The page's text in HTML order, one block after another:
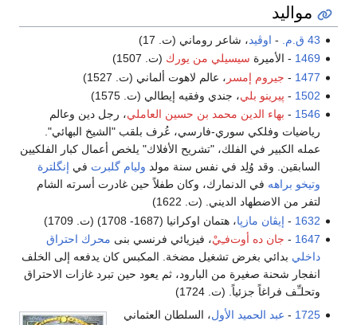
مواليد
43 ق.م. - اوڤيد، شاعر روماني (ت. 17)
1469 - الأميرة سيسيلي من يورك (ت. 1507)
1477
- جيروم إمسر ، عالم لاهوت ألماني (ت. 1527)
1502
- پيرينو بلي، جندي وفقيه إيطالي (ت. 1575)
1546
- بهاء الدين محمد بن حسين العاملي، رجل دين وعالم
رياضيات وفلكي سوري-فارسي، عُرف بلقب "الشيخ البهائي".
عمله الكبير في الفلك، "تشريح الأفلاك" يلخص أعمال كبار الفلكيين
السابقين. وقد وُلِد في نفس سنة مولد وليام گلبرت في إنگلترة
وتيخو براهه في الدنمارك، وكان طفلاً حين غادرت أسرته الشام
لتفر من الاضطهاد الديني. (ت. 1622)
1632
- إيڤان مازپا، هتمان اوكرانيا (1687- 1708) (ت. 1709)
1647
- جان ده أوت‌فـِيْ، فيزيائي فرنسي بنى محرك احتراق
داخلي بدائي بغرض تشغيل مضخة. المكبس كان يدفعه إلى الخلف
انفجار شحنة صغيرة من البارود، ثم يعود حين تبرد غازات الاحتراق
وتحلـِّف فراغاً جزئياً. (ت. 1724)
1725
- عبد الحميد الأول، السلطان العثماني